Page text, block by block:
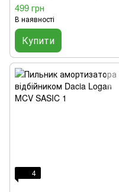
499 грн
В наявності
Купити
4